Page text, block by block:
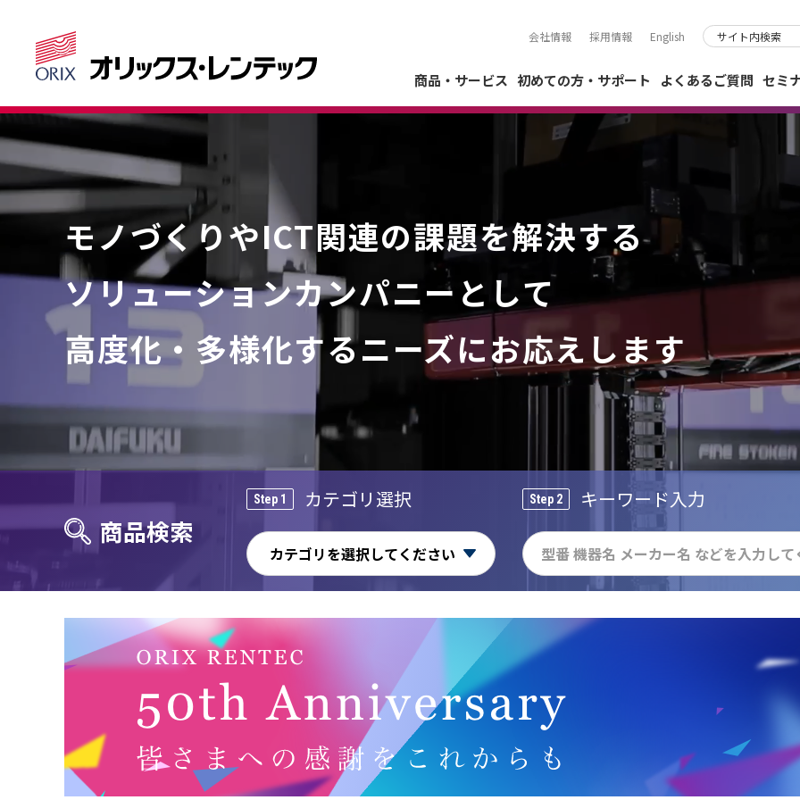
会社情報 採用情報 English
商品・サービス 初めての方・サポート よくあるご質問 セミ
モノづくりやICT関連の課題を解決する
ソリューションカンパニーとして
高度化・多様化するニーズにお応えします
商品検索
Step 1 カテゴリ選択 Step 2 キーワード入力